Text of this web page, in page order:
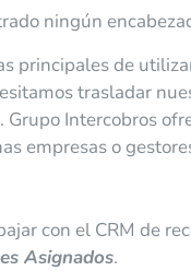
ningún
principales de
trasladar
Grupo Intercobros
empresas o
con el CRM de
Asignados.